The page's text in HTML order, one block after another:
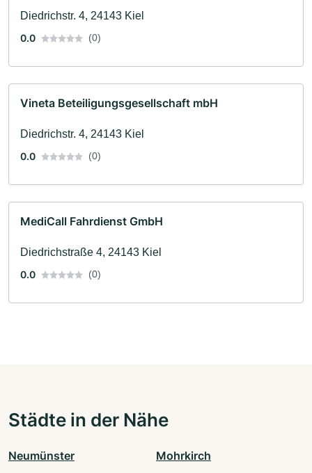
Diedrichstr. 4, 24143 Kiel
0.0
(0)
Vineta Beteiligungsgesellschaft mbH
Diedrichstr. 4, 24143 Kiel
0.0
(0)
MediCall Fahrdienst GmbH
Diedrichstraße 4, 24143 Kiel
0.0
(0)
Städte in der Nähe
Neumünster Mohrkirch